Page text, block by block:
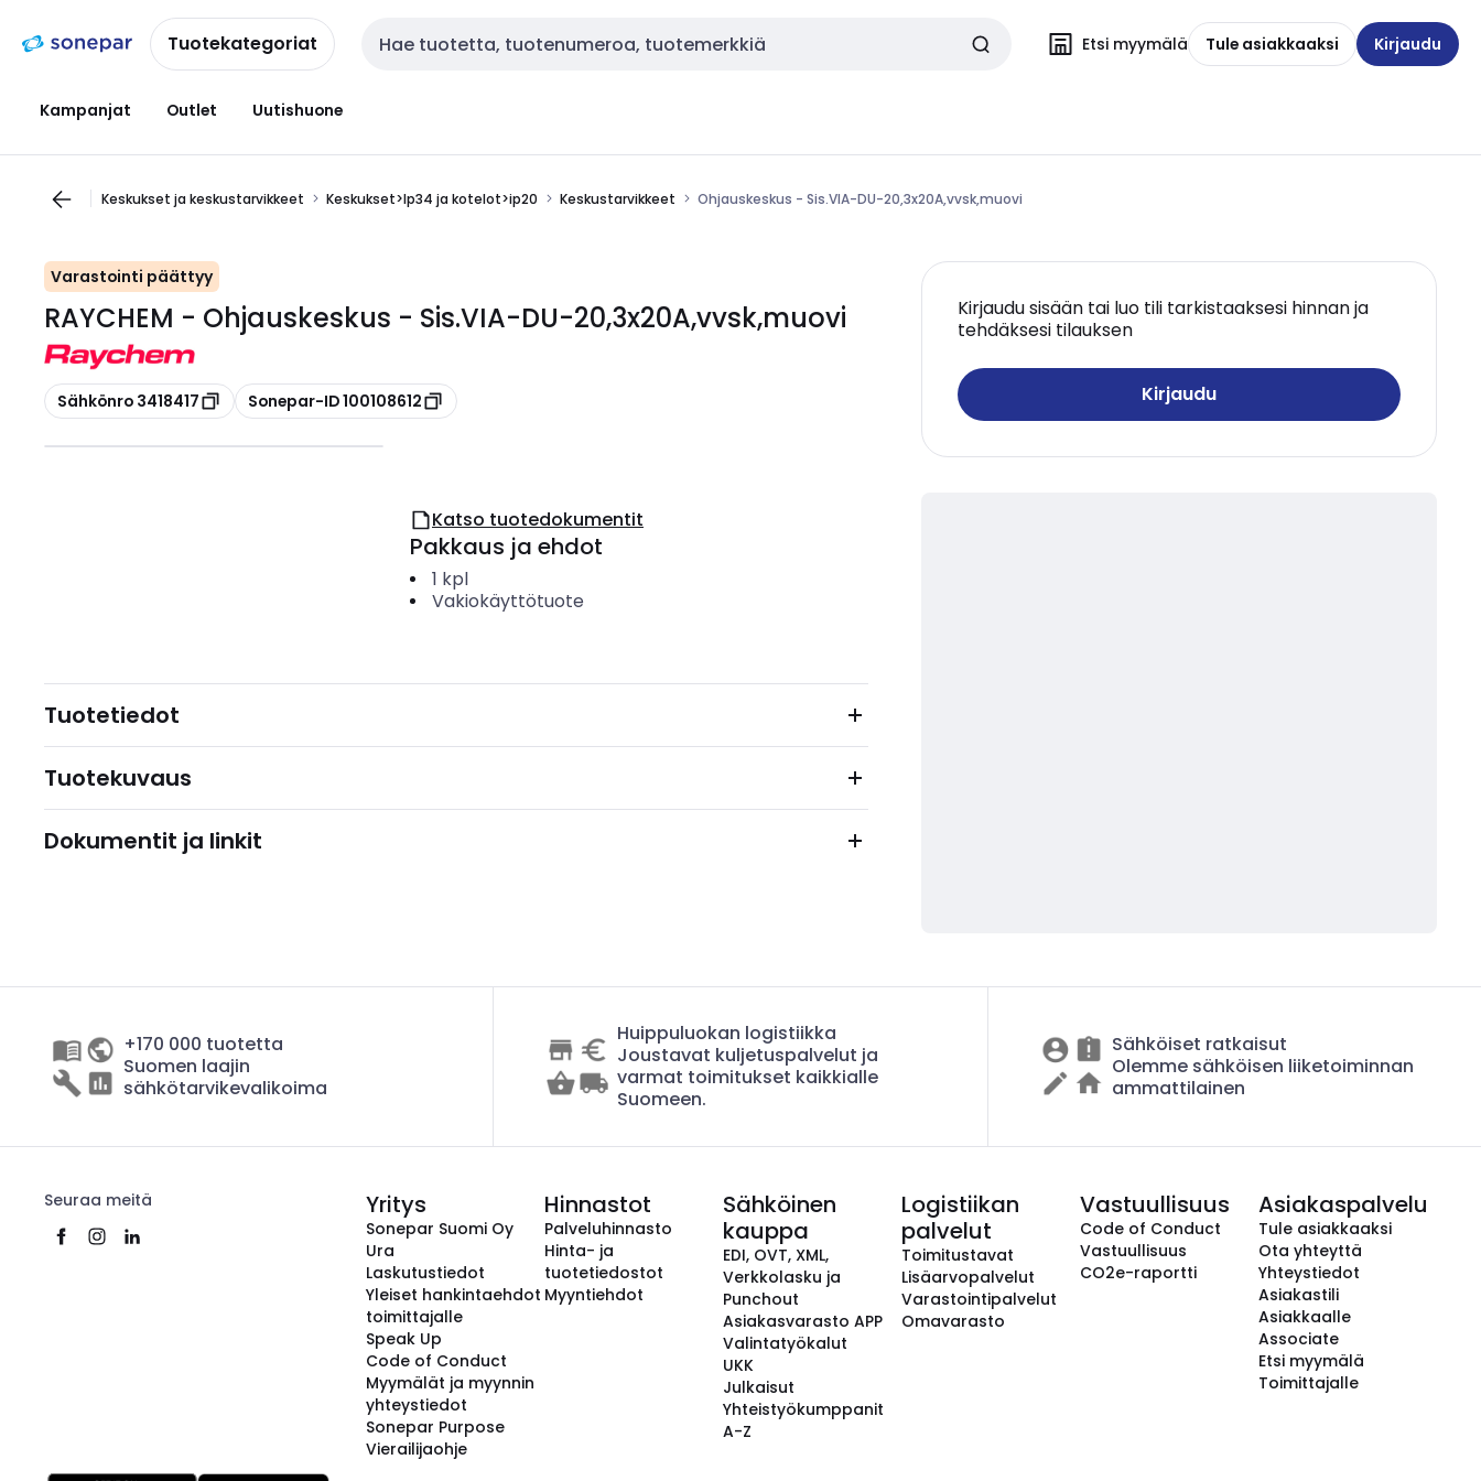
navigointiinsisältöönTuotekategoriat Haku Etsi myymälä Tule asiakkaaksi Kirjaudu
Kampanjat Outlet Uutishuone
Keskukset ja keskustarvikkeet Keskukset>Ip34 ja kotelot>ip20 Keskustarvikkeet Ohjauskeskus - Sis.VIA-DU-20,3x20A,vvsk,muovi
Varastointi päättyy
RAYCHEM - Ohjauskeskus - Sis.VIA-DU-20,3x20A,vvsk,muovi
Kopioi
Sähkönro 3418417 Kopioi
Sonepar-ID 100108612
Kirjaudu sisään tai luo tili tarkistaaksesi hinnan ja
tehdäksesi tilauksen
Kirjaudu
Katso tuotedokumentit
Pakkaus ja ehdot
1 kpl
Vakiokäyttötuote
Tuotetiedot
Tuotekuvaus
Dokumentit ja linkit
+170 000 tuotetta
Suomen laajin
sähkötarvikevalikoima
Huippuluokan logistiikka
Joustavat kuljetuspalvelut ja
varmat toimitukset kaikkialle
Suomeen.
Sähköiset ratkaisut
Olemme sähköisen liiketoiminnan
ammattilainen
Seuraa meitä Yritys
Sonepar Suomi Oy
Ura
Laskutustiedot
Yleiset hankintaehdot
toimittajalle
Speak Up
Code of Conduct
Myymälät ja myynnin
yhteystiedot
Sonepar Purpose
Vierailijaohje
Hinnastot
Palveluhinnasto
Hinta- ja
tuotetiedostot
Myyntiehdot
Sähköinen
kauppa
EDI, OVT, XML,
Verkkolasku ja
Punchout
Asiakasvarasto APP
Valintatyökalut
UKK
Julkaisut
Yhteistyökumppanit
A-Z
Logistiikan
palvelut
Toimitustavat
Lisäarvopalvelut
Varastointipalvelut
Omavarasto
Vastuullisuus
Code of Conduct
Vastuullisuus
CO2e-raportti
Asiakaspalvelu
Tule asiakkaaksi
Ota yhteyttä
Yhteystiedot
Asiakastili
Asiakkaalle
Associate
Etsi myymälä
Toimittajalle